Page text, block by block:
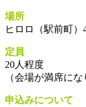
場所
ヒロロ（駅前町
定員
20人程度
（会場が満席に
申込みについて